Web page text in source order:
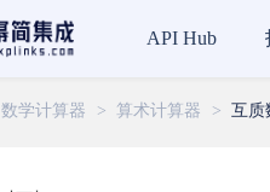
数学计算器 > 算术计算器 > 互质
API Hub